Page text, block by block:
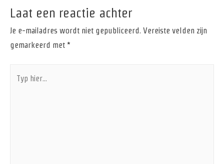
Laat een reactie achter
Je e-mailadres wordt niet gepubliceerd. Vereiste velden zijn
gemarkeerd met *